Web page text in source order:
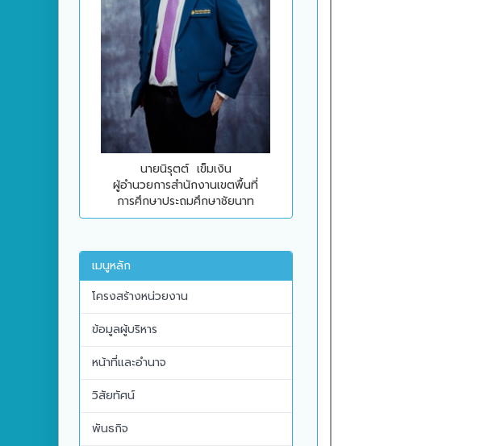
นายนิรุตต์ เข็มเงิน
ผู้อำนวยการสำนักงานเขตพื้นที่
การศึกษาประถมศึกษาชัยนาท
เมนูหลัก
โครงสร้างหน่วยงาน
ข้อมูลผู้บริหาร
หน้าที่และอำนาจ
วิสัยทัศน์
พันธกิจ